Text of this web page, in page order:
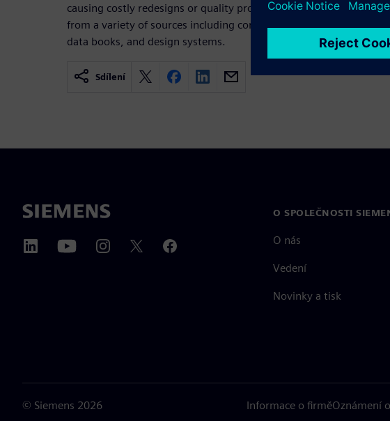
causing costly redesigns or quality problems. Component
from a variety of sources including corporate parts databases,
data books, and design systems.
Sdílení
O SPOLEČNOSTI
O nás
Vedení
Novinky a tisk
© Siemens 2026 Informace o firměOznámení